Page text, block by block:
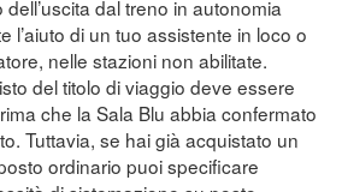
dell’uscita dal treno in autonomia
l’aiuto di un tuo assistente in loco o
nelle stazioni non abilitate.
del titolo di viaggio deve essere
che la Sala Blu abbia confermato
Tuttavia, se hai già acquistato un
ordinario puoi specificare